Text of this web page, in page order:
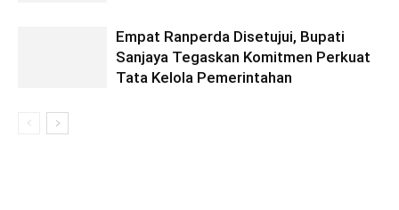
Empat Ranperda Disetujui, Bupati
Sanjaya Tegaskan Komitmen Perkuat
Tata Kelola Pemerintahan